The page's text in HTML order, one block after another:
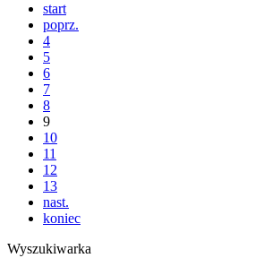
start
poprz.
4
5
6
7
8
9
10
11
12
13
nast.
koniec
Wyszukiwarka